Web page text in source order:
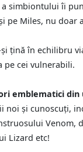
simbiontului îi
pe Miles, nu doar
și țină în echilibru
pe cei vulnerabili.
emblematici din
noi și cunoscuți,
Venom,
Lizard etc!